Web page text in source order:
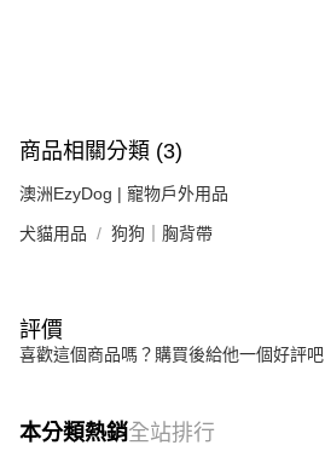
商品相關分類 (3)
澳洲EzyDog | 寵物戶外用品
犬貓用品 狗狗｜胸背帶
評價
喜歡這個商品嗎？購買後給他一個好評吧
本分類熱銷全站排行